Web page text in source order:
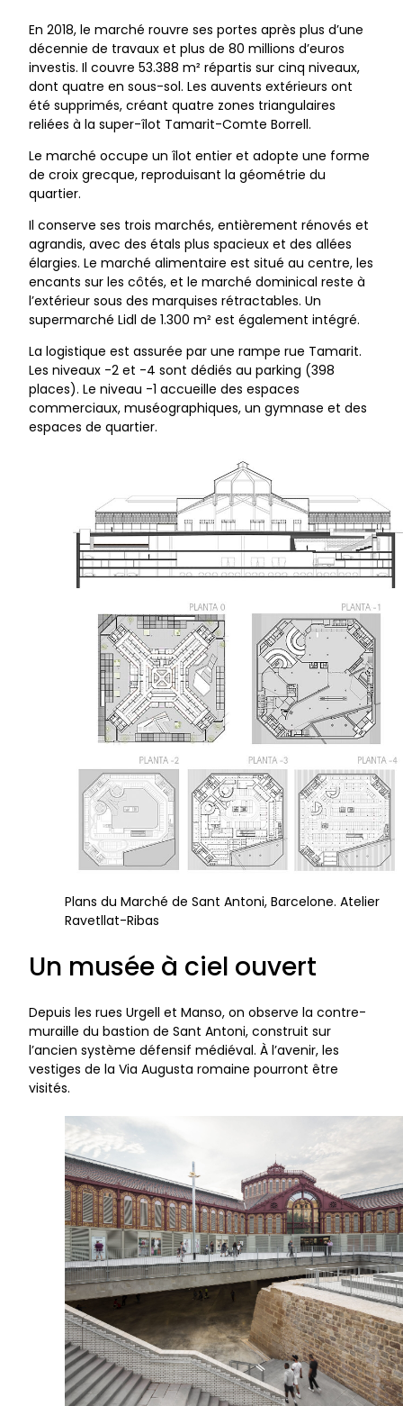
En 2018, le marché rouvre ses portes après plus d’une
décennie de travaux et plus de 80 millions d’euros
investis. Il couvre 53.388 m² répartis sur cinq niveaux,
dont quatre en sous-sol. Les auvents extérieurs ont
été supprimés, créant quatre zones triangulaires
reliées à la super-îlot Tamarit-Comte Borrell.
Le marché occupe un îlot entier et adopte une forme
de croix grecque, reproduisant la géométrie du
quartier.
Il conserve ses trois marchés, entièrement rénovés et
agrandis, avec des étals plus spacieux et des allées
élargies. Le marché alimentaire est situé au centre, les
encants sur les côtés, et le marché dominical reste à
l’extérieur sous des marquises rétractables. Un
supermarché Lidl de 1.300 m² est également intégré.
La logistique est assurée par une rampe rue Tamarit.
Les niveaux -2 et -4 sont dédiés au parking (398
places). Le niveau -1 accueille des espaces
commerciaux, muséographiques, un gymnase et des
espaces de quartier.
Plans du Marché de Sant Antoni, Barcelone. Atelier
Ravetllat-Ribas
Un musée à ciel ouvert
Depuis les rues Urgell et Manso, on observe la contre-
muraille du bastion de Sant Antoni, construit sur
l’ancien système défensif médiéval. À l’avenir, les
vestiges de la Via Augusta romaine pourront être
visités.